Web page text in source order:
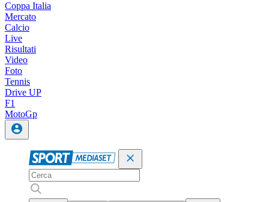
Coppa Italia
Mercato
Calcio
Live
Risultati
Video
Foto
Tennis
Drive UP
F1
MotoGp